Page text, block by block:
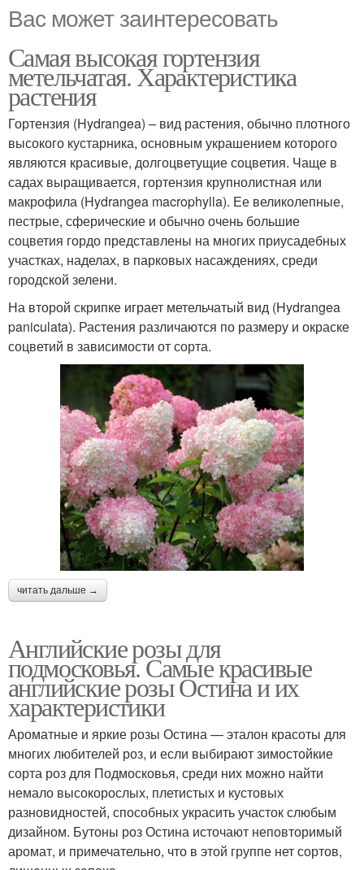
Вас может заинтересовать
Самая высокая гортензия
метельчатая. Характеристика
растения
Гортензия (Hydrangea) – вид растения, обычно плотного
высокого кустарника, основным украшением которого
являются красивые, долгоцветущие соцветия. Чаще в
садах выращивается, гортензия крупнолистная или
макрофила (Hydrangea macrophylla). Ее великолепные,
пестрые, сферические и обычно очень большие
соцветия гордо представлены на многих приусадебных
участках, наделах, в парковых насаждениях, среди
городской зелени.
На второй скрипке играет метельчатый вид (Hydrangea
paniculata). Растения различаются по размеру и окраске
соцветий в зависимости от сорта.
читать дальше →
Английские розы для
подмосковья. Самые красивые
английские розы Остина и их
характеристики
Ароматные и яркие розы Остина — эталон красоты для
многих любителей роз, и если выбирают зимостойкие
сорта роз для Подмосковья, среди них можно найти
немало высокорослых, плетистых и кустовых
разновидностей, способных украсить участок слюбым
дизайном. Бутоны роз Остина источают неповторимый
аромат, и примечательно, что в этой группе нет сортов,